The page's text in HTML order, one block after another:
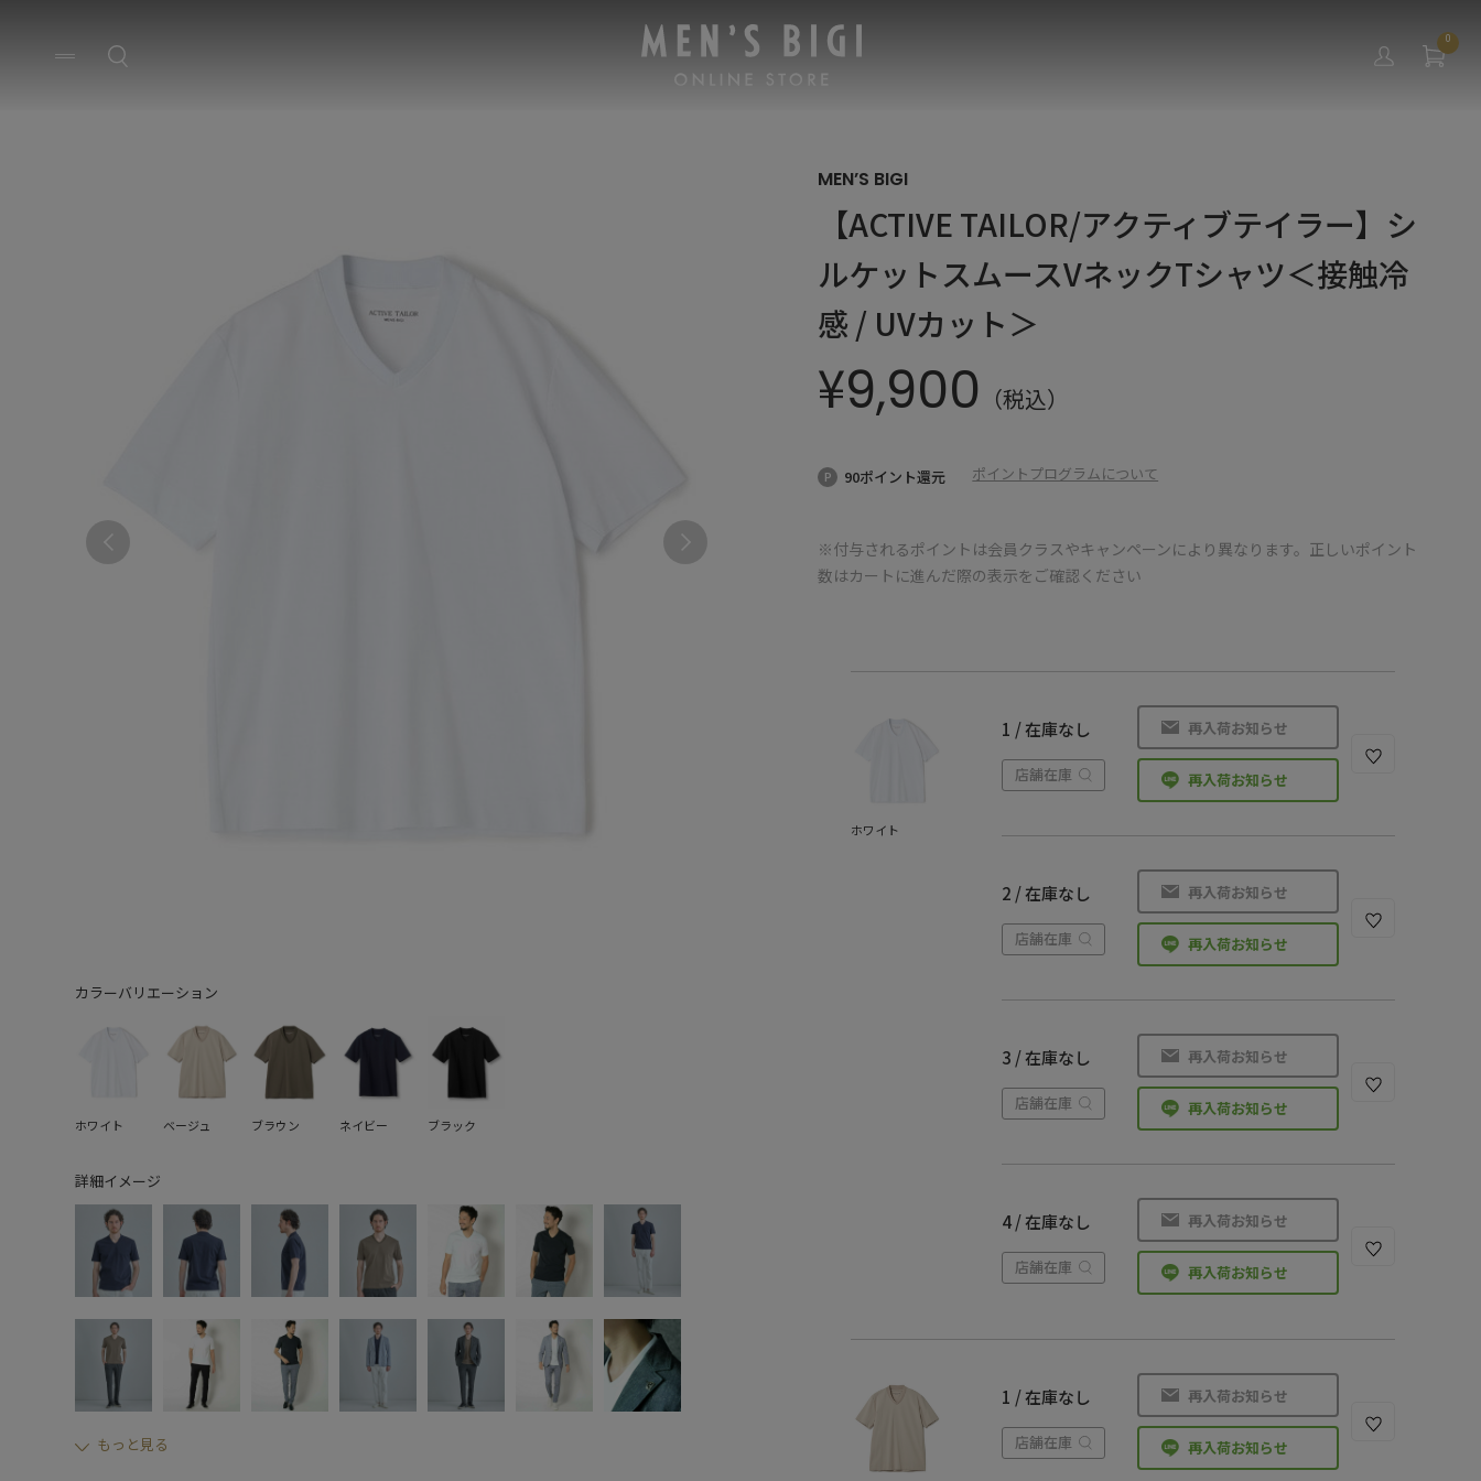
0
カラーバリエーション
ホワイト ベージュ ブラウン ネイビー ブラック
詳細イメージ
もっと見る
MEN’S BIGI
【ACTIVE TAILOR/アクティブテイラー】シ
ルケットスムースVネックTシャツ＜接触冷
感 / UVカット＞
¥9,900 （税込）
90ポイント還元 ポイントプログラムについて
※付与されるポイントは会員クラスやキャンペーンにより異なります。正しいポイント
数はカートに進んだ際の表示をご確認ください
ホワイト
1 / 在庫なし
店舗在庫
再入荷お知らせ
再入荷お知らせ
2 / 在庫なし
店舗在庫
再入荷お知らせ
再入荷お知らせ
3 / 在庫なし
店舗在庫
再入荷お知らせ
再入荷お知らせ
4 / 在庫なし
店舗在庫
再入荷お知らせ
再入荷お知らせ
1 / 在庫なし
店舗在庫
再入荷お知らせ
再入荷お知らせ